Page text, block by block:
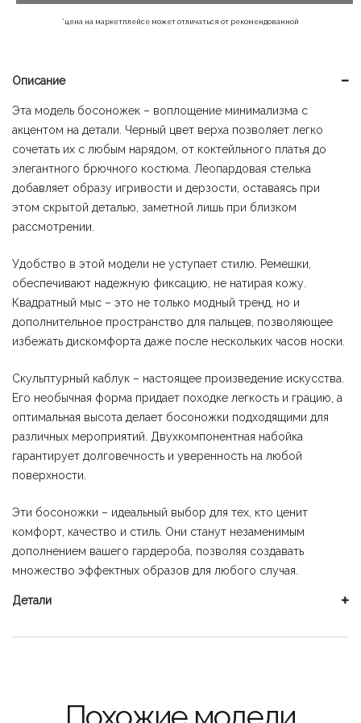
390 ₽.
*цена на маркетплейсе может отличаться от рекомендованной
Описание
Эта модель босоножек – воплощение минимализма с
акцентом на детали. Черный цвет верха позволяет легко
сочетать их с любым нарядом, от коктейльного платья до
элегантного брючного костюма. Леопардовая стелька
добавляет образу игривости и дерзости, оставаясь при
этом скрытой деталью, заметной лишь при близком
рассмотрении.
Удобство в этой модели не уступает стилю. Ремешки,
обеспечивают надежную фиксацию, не натирая кожу.
Квадратный мыс – это не только модный тренд, но и
дополнительное пространство для пальцев, позволяющее
избежать дискомфорта даже после нескольких часов носки.
Скульптурный каблук – настоящее произведение искусства.
Его необычная форма придает походке легкость и грацию, а
оптимальная высота делает босоножки подходящими для
различных мероприятий. Двухкомпонентная набойка
гарантирует долговечность и уверенность на любой
поверхности.
Эти босоножки – идеальный выбор для тех, кто ценит
комфорт, качество и стиль. Они станут незаменимым
дополнением вашего гардероба, позволяя создавать
множество эффектных образов для любого случая.
Детали